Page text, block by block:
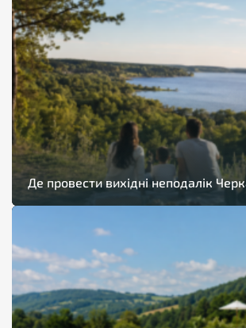
Де провести вихідні неподалік